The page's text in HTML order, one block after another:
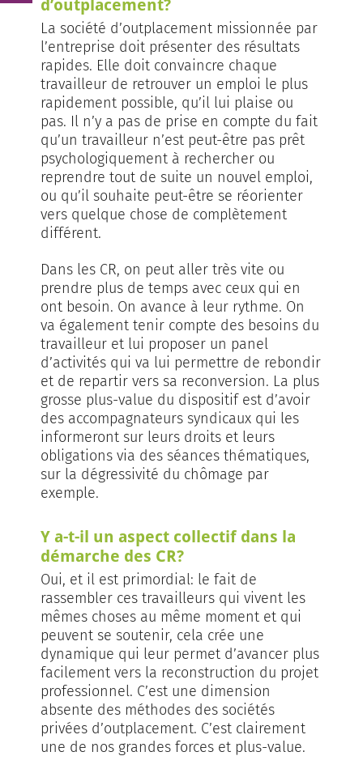
La société d’outplacement missionnée par
l’entreprise doit présenter des résultats
rapides. Elle doit convaincre chaque
travailleur de retrouver un emploi le plus
rapidement possible, qu’il lui plaise ou
pas. Il n’y a pas de prise en compte du fait
qu’un travailleur n’est peut-être pas prêt
psychologiquement à rechercher ou
reprendre tout de suite un nouvel emploi,
ou qu’il souhaite peut-être se réorienter
vers quelque chose de complètement
différent.
Dans les CR, on peut aller très vite ou
prendre plus de temps avec ceux qui en
ont besoin. On avance à leur rythme. On
va également tenir compte des besoins du
travailleur et lui proposer un panel
d’activités qui va lui permettre de rebondir
et de repartir vers sa reconversion. La plus
grosse plus-value du dispositif est d’avoir
des accompagnateurs syndicaux qui les
informeront sur leurs droits et leurs
obligations via des séances thématiques,
sur la dégressivité du chômage par
exemple.
Y a-t-il un aspect collectif dans la
démarche des CR?
Oui, et il est primordial: le fait de
rassembler ces travailleurs qui vivent les
mêmes choses au même moment et qui
peuvent se soutenir, cela crée une
dynamique qui leur permet d’avancer plus
facilement vers la reconstruction du projet
professionnel. C’est une dimension
absente des méthodes des sociétés
privées d’outplacement. C’est clairement
une de nos grandes forces et plus-value.